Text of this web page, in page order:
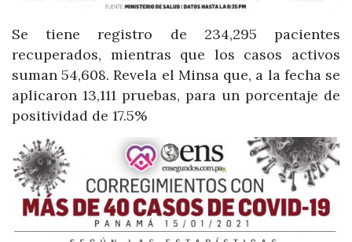
Se tiene registro de 234,295 pacientes
recuperados, mientras que los casos activos
suman 54,608. Revela el Minsa que, a la fecha se
aplicaron 13,111 pruebas, para un porcentaje de
positividad de 17.5%